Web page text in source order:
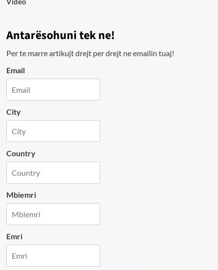
Antarësohuni tek ne!
Per te marre artikujt drejt per drejt ne emailin tuaj!
Email
City
Country
Mbiemri
Emri